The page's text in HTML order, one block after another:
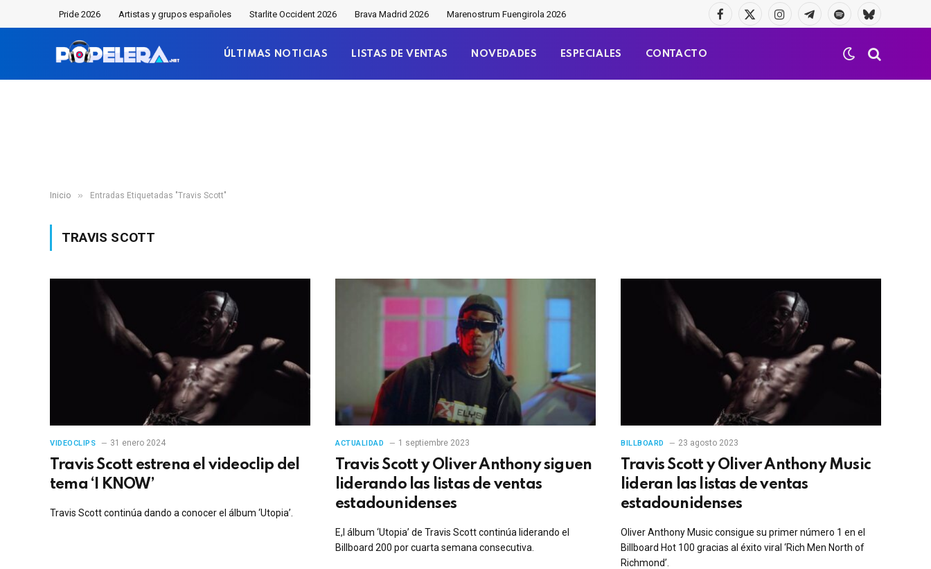
Pride 2026 Artistas y grupos españoles Starlite Occident 2026 Brava Madrid 2026 Marenostrum Fuengirola 2026
Facebook
X
InstagramTelegramaSpotifyBluesky
ÚLTIMAS NOTICIAS LISTAS DE VENTAS NOVEDADES ESPECIALES CONTACTO
Inicio » Entradas Etiquetadas "Travis Scott"
TRAVIS SCOTT
VIDEOCLIPS 31 enero 2024
Travis Scott estrena el videoclip del
tema ‘I KNOW’
Travis Scott continúa dando a conocer el álbum ‘Utopia’.
ACTUALIDAD 1 septiembre 2023
Travis Scott y Oliver Anthony siguen
liderando las listas de ventas
estadounidenses
E,l álbum ‘Utopia’ de Travis Scott continúa liderando el
Billboard 200 por cuarta semana consecutiva.
BILLBOARD 23 agosto 2023
Travis Scott y Oliver Anthony Music
lideran las listas de ventas
estadounidenses
Oliver Anthony Music consigue su primer número 1 en el
Billboard Hot 100 gracias al éxito viral ‘Rich Men North of
Richmond’.